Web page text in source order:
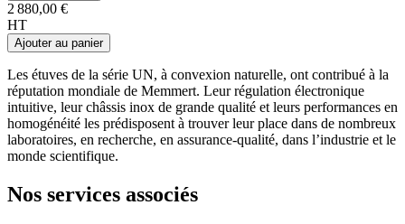
2 880,00 €
HT
Ajouter au panier
Les étuves de la série UN, à convexion naturelle, ont contribué à la
réputation mondiale de Memmert. Leur régulation électronique
intuitive, leur châssis inox de grande qualité et leurs performances en
homogénéité les prédisposent à trouver leur place dans de nombreux
laboratoires, en recherche, en assurance-qualité, dans l’industrie et le
monde scientifique.
Nos services associés